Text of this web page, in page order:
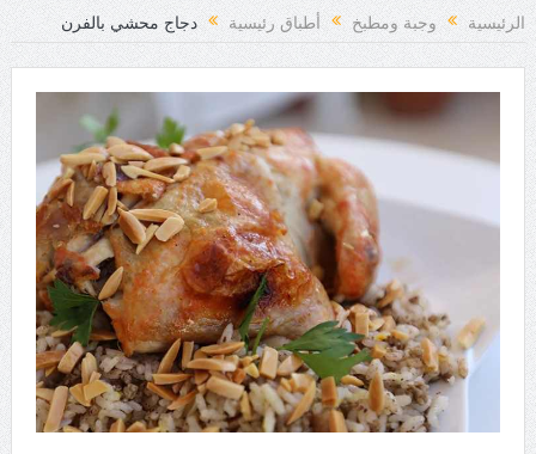
الرئيسية وجبة ومطبخ أطباق رئيسية دجاج محشي بالفرن